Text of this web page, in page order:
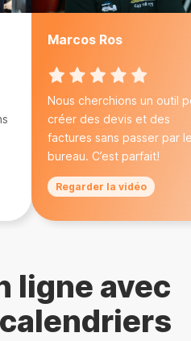
Marcos Ros
Nous cherchions un outil
créer des devis et des
factures sans passer par
bureau. C’est parfait!
Regarder la vidéo
ligne avec